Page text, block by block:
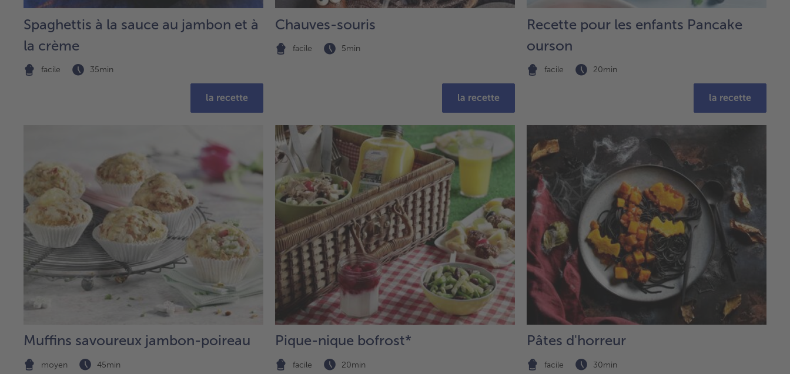
Spaghettis à la sauce au jambon et à
la crème
facile 35min
la recette
Chauves-souris
facile 5min
la recette
Recette pour les enfants Pancake
ourson
facile 20min
la recette
Muffins savoureux jambon-poireau
moyen 45min
Pique-nique bofrost*
facile 20min
Pâtes d'horreur
facile 30min